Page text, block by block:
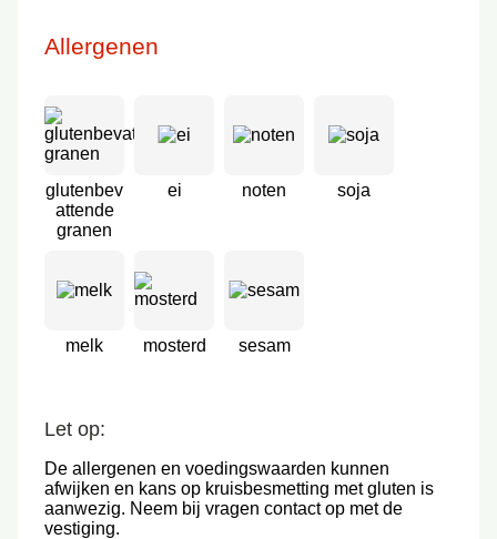
Allergenen
glutenbev
attende
granen
ei noten soja
melk mosterd sesam
Let op:
De allergenen en voedingswaarden kunnen
afwijken en kans op kruisbesmetting met gluten is
aanwezig. Neem bij vragen contact op met de
vestiging.